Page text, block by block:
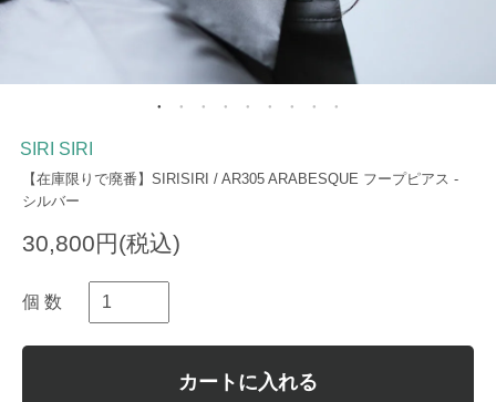
SIRI SIRI
【在庫限りで廃番】SIRISIRI / AR305 ARABESQUE フープピアス -
シルバー
30,800円(税込)
個 数
カートに入れる